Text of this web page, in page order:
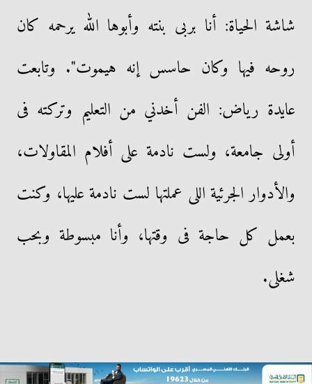
شاشة الحياة: أنا بربى بنته وأبوها الله يرحمه كان
روحه فيها وكان حاسس إنه هيموت". وتابعت
عايدة رياض: الفن أخدني من التعليم وتركته فى
أولى جامعة، ولست نادمة على أفلام المقاولات،
والأدوار الجرئية اللى عملتها لست نادمة عليها، وكنت
بعمل كل حاجة فى وقتها، وأنا مبسوطة وبحب
شغلى.